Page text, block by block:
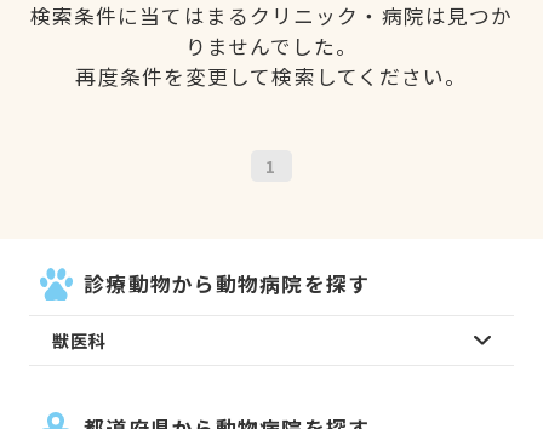
検索条件に当てはまるクリニック・病院は見つか
りませんでした。
再度条件を変更して検索してください。
1
診療動物から動物病院を探す
獣医科